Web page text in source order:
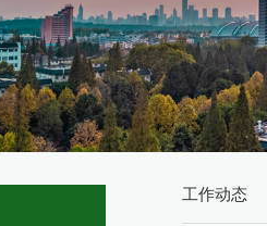
工作动态